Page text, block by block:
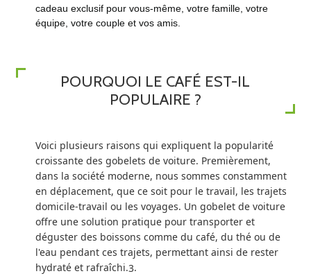
cadeau exclusif pour vous-même, votre famille, votre
équipe, votre couple et vos amis.
POURQUOI LE CAFÉ EST-IL
POPULAIRE ?
Voici plusieurs raisons qui expliquent la popularité
croissante des gobelets de voiture. Premièrement,
dans la société moderne, nous sommes constamment
en déplacement, que ce soit pour le travail, les trajets
domicile-travail ou les voyages. Un gobelet de voiture
offre une solution pratique pour transporter et
déguster des boissons comme du café, du thé ou de
l'eau pendant ces trajets, permettant ainsi de rester
hydraté et rafraîchi.3.